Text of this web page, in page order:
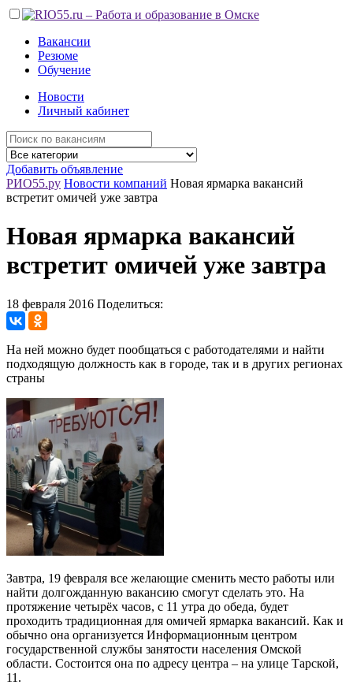
Вакансии
Резюме
Обучение
Новости
Личный кабинет
Добавить объявление
РИО55.ру Новости компаний Новая ярмарка вакансий
встретит омичей уже завтра
Новая ярмарка вакансий
встретит омичей уже завтра
18 февраля 2016 Поделиться:
На ней можно будет пообщаться с работодателями и найти
подходящую должность как в городе, так и в других регионах
страны
Завтра, 19 февраля все желающие сменить место работы или
найти долгожданную вакансию смогут сделать это. На
протяжение четырёх часов, с 11 утра до обеда, будет
проходить традиционная для омичей ярмарка вакансий. Как и
обычно она организуется Информационным центром
государственной службы занятости населения Омской
области. Состоится она по адресу центра – на улице Тарской,
11.